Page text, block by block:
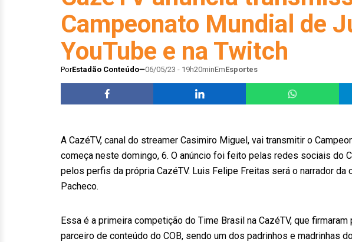
Campeonato Mundial de
YouTube e na Twitch
PorEstadão Conteúdo 06/05/23 - 19h20minEmEsportes
A CazéTV, canal do streamer Casimiro Miguel, vai transmitir o
começa neste domingo, 6. O anúncio foi feito pelas redes sociais do
pelos perfis da própria CazéTV. Luis Felipe Freitas será o narrador
Pacheco.
Essa é a primeira competição do Time Brasil na CazéTV, que
parceiro de conteúdo do COB, sendo um dos padrinhos e madrinhas